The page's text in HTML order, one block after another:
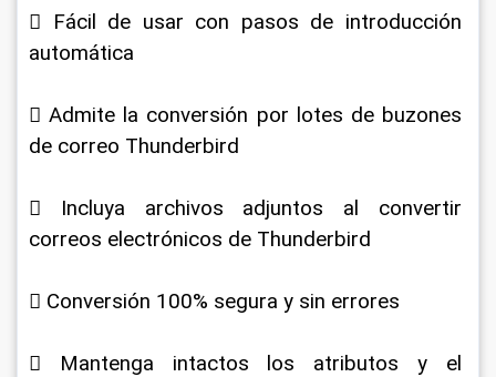
 Fácil de usar con pasos de introducción
automática
 Admite la conversión por lotes de buzones
de correo Thunderbird
 Incluya archivos adjuntos al convertir
correos electrónicos de Thunderbird
 Conversión 100% segura y sin errores
 Mantenga intactos los atributos y el